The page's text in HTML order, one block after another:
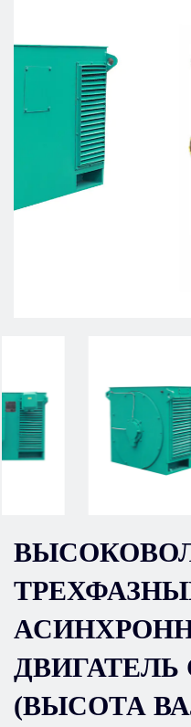
ДВИГАТЕЛЬ
(ВЫСОТА